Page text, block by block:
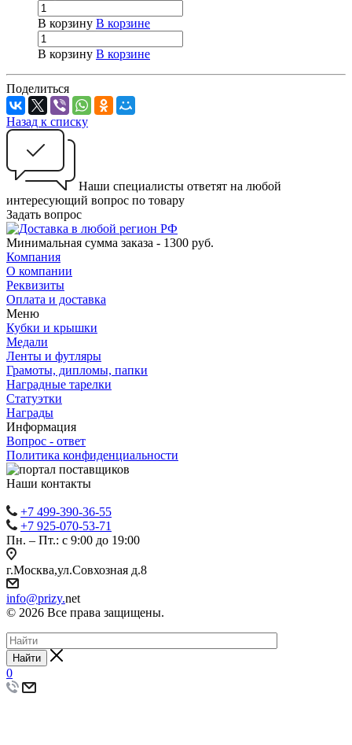
В корзину В корзине
В корзину В корзине
Поделиться
Назад к списку
Наши специалисты ответят на любой
интересующий вопрос по товару
Задать вопрос
Минимальная сумма заказа - 1300 руб.
Компания
О компании
Реквизиты
Оплата и доставка
Меню
Кубки и крышки
Медали
Ленты и футляры
Грамоты, дипломы, папки
Наградные тарелки
Статуэтки
Награды
Информация
Вопрос - ответ
Политика конфиденциальности
Наши контакты
+7 499-390-36-55
+7 925-070-53-71
Пн. – Пт.: с 9:00 до 19:00
г.Москва,ул.Совхозная д.8
info@prizy.net
© 2026 Все права защищены.
Найти
0